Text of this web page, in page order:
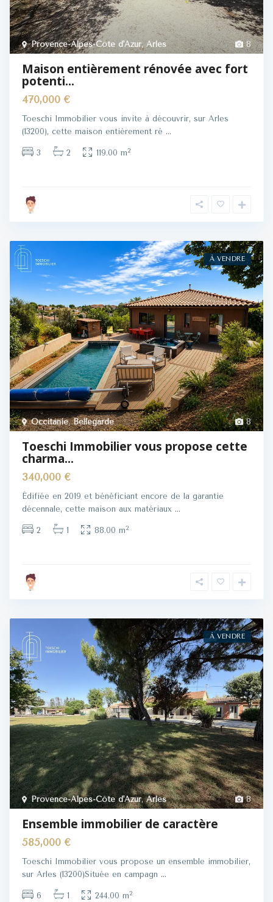
8
Provence-Alpes-Côte d'Azur,Arles
Maison entièrement rénovée avec fort
potenti...
470,000 €
Toeschi Immobilier vous invite à découvrir, sur Arles
(13200), cette maison entièrement ré ...
3 2 119.00 m2
8
Occitanie,Bellegarde
À VENDRE
Toeschi Immobilier vous propose cette
charma...
340,000 €
Édifiée en 2019 et bénéficiant encore de la garantie
décennale, cette maison aux matériaux ...
2 1 88.00 m2
8
Provence-Alpes-Côte d'Azur,Arles
À VENDRE
Ensemble immobilier de caractère
585,000 €
Toeschi Immobilier vous propose un ensemble immobilier,
sur Arles (13200)Située en campagn ...
6 1 244.00 m2